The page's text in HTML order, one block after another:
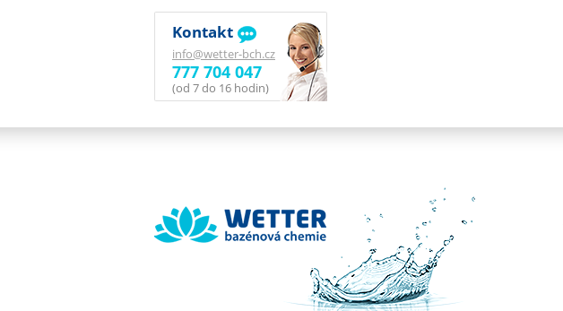
Kontakt
info@wetter-bch.cz
777 704 047
(od 7 do 16 hodin)